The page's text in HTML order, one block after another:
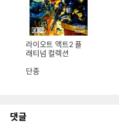
라이오트 액트2 플
래티넘 컬렉션
단종
댓글